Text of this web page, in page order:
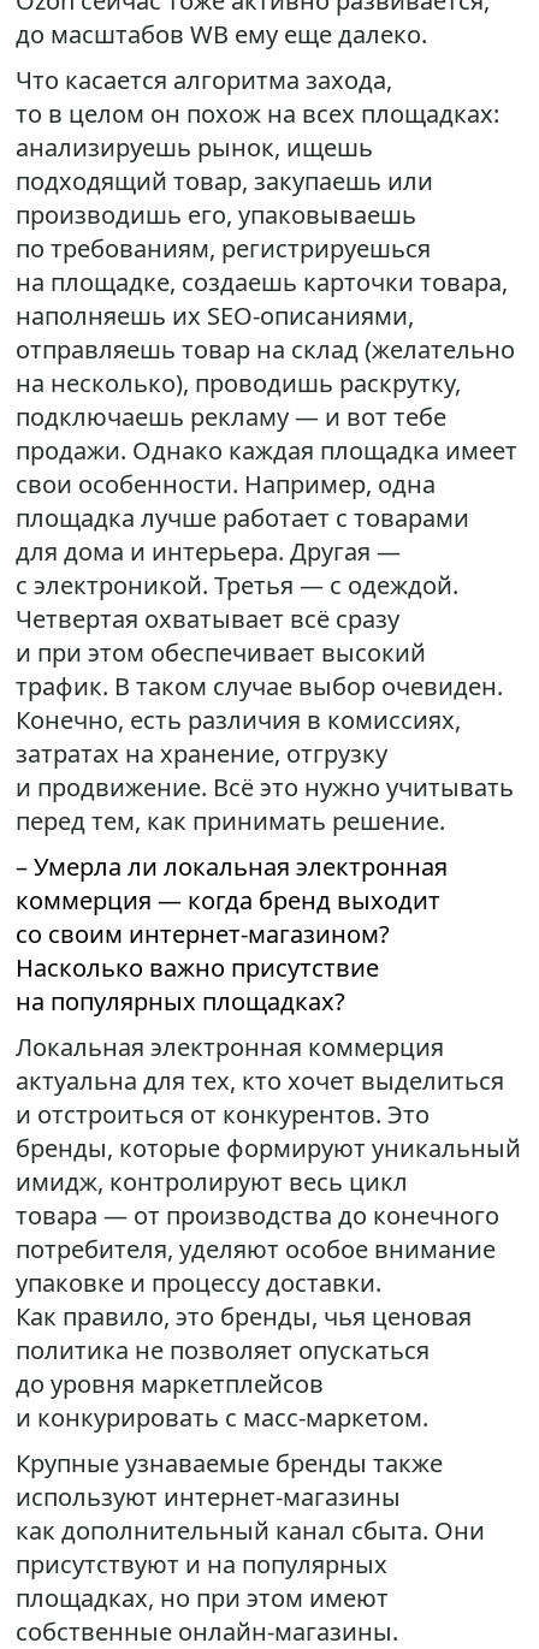
до масштабов WB ему еще далеко.
Что касается алгоритма захода,
то в целом он похож на всех площадках:
анализируешь рынок, ищешь
подходящий товар, закупаешь или
производишь его, упаковываешь
по требованиям, регистрируешься
на площадке, создаешь карточки товара,
наполняешь их SEO-описаниями,
отправляешь товар на склад (желательно
на несколько), проводишь раскрутку,
подключаешь рекламу — и вот тебе
продажи. Однако каждая площадка имеет
свои особенности. Например, одна
площадка лучше работает с товарами
для дома и интерьера. Другая —
с электроникой. Третья — с одеждой.
Четвертая охватывает всё сразу
и при этом обеспечивает высокий
трафик. В таком случае выбор очевиден.
Конечно, есть различия в комиссиях,
затратах на хранение, отгрузку
и продвижение. Всё это нужно учитывать
перед тем, как принимать решение.
– Умерла ли локальная электронная
коммерция — когда бренд выходит
со своим интернет-магазином?
Насколько важно присутствие
на популярных площадках?
Локальная электронная коммерция
актуальна для тех, кто хочет выделиться
и отстроиться от конкурентов. Это
бренды, которые формируют уникальный
имидж, контролируют весь цикл
товара — от производства до конечного
потребителя, уделяют особое внимание
упаковке и процессу доставки.
Как правило, это бренды, чья ценовая
политика не позволяет опускаться
до уровня маркетплейсов
и конкурировать с масс-маркетом.
Крупные узнаваемые бренды также
используют интернет-магазины
как дополнительный канал сбыта. Они
присутствуют и на популярных
площадках, но при этом имеют
собственные онлайн-магазины.